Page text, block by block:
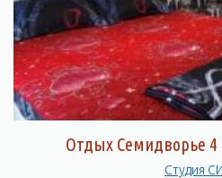
Отдых Семидворье
Студия